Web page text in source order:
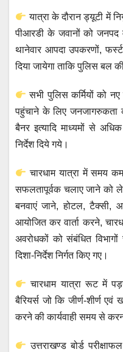
यात्रा के दौरान ड्यूटी में
पीआरडी के जवानों को जनपद
थानेवार आपदा उपकरणों,
दिया जायेगा ताकि पुलिस बल
सभी पुलिस कर्मियों को
पहुंचाने के लिए जनजागरुकता
बैनर इत्यादि माध्यमों से
निर्देश दिये गये।
चारधाम यात्रा में समय
सफलतापूर्वक चलाए जाने को
बनवाएं जाने, होटल, टैक्सी,
आयोजित कर वार्ता करने,
अवरोधकों को संबंधित
दिशा-निर्देश निर्गत किए गए।
चारधाम यात्रा रूट में
बैरियर्स जो कि जीर्ण-शीर्ण
करने की कार्यवाही समय से
उत्तराखण्ड बोर्ड